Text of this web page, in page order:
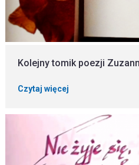
Kolejny tomik poezji
Czytaj więcej